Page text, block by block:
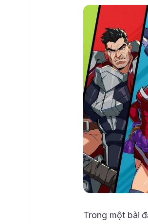
Trong một bài